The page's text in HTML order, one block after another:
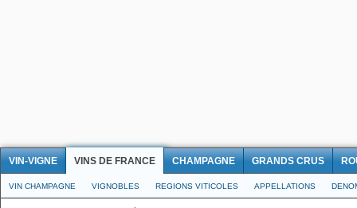
VIN-VIGNE VINS DE FRANCE CHAMPAGNE GRANDS CRUS
VIN CHAMPAGNE VIGNOBLES REGIONS VITICOLES APPELLATIONS